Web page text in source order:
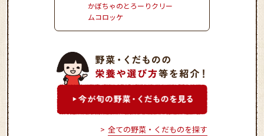
かぼちゃのとろーりクリー
ムコロッケ
お野菜たっぷりかき揚げ
全ての野菜・くだものを探す